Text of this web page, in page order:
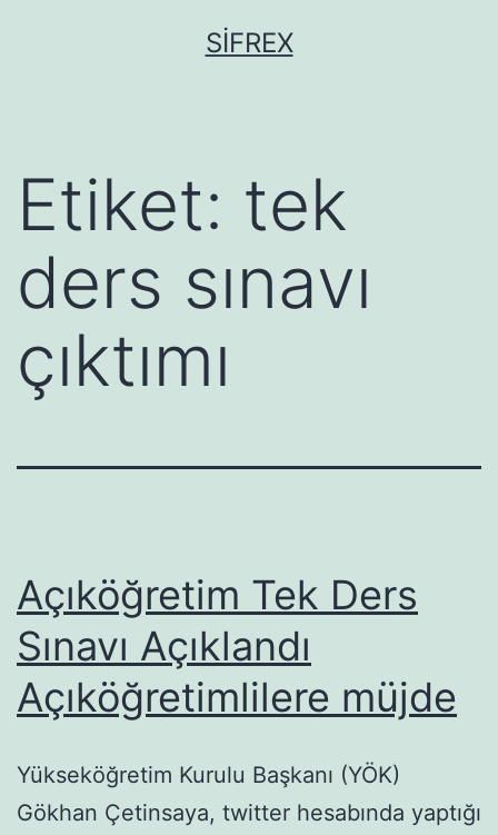
SIFREX
Etiket: tek
ders sınavı
çıktımı
Açıköğretim Tek Ders
Sınavı Açıklandı
Açıköğretimlilere müjde
Yükseköğretim Kurulu Başkanı (YÖK)
Gökhan Çetinsaya, twitter hesabında yaptığı